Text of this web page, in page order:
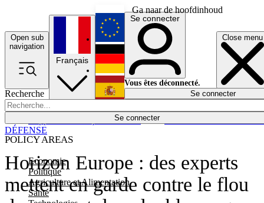
Ga naar de hoofdinhoud
Open sub
navigation
Close menu
Recherche
Se connecter
POLICY AREAS
Economie
Politique
Agriculture et Alimentation
Santé
Économie
Français
English
Deutsch
Español
Se connecter
Vous êtes déconnecté.
Se connecter
Horizon Europe : des experts
mettent en garde contre le flou
DÉFENSE